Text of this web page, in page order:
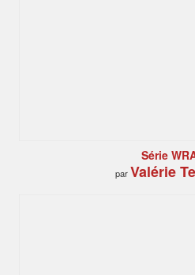
Série
parValérie